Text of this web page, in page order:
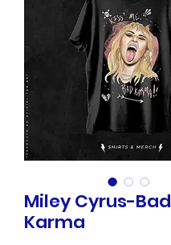
Miley Cyrus-Bad
Karma